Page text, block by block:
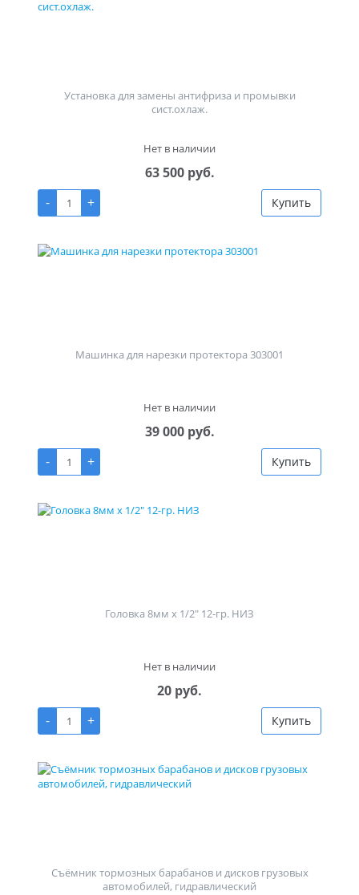
Установка для замены антифриза и промывки
сист.охлаж.
Нет в наличии
63 500 руб.
-
+ Купить
Машинка для нарезки протектора 303001
Нет в наличии
39 000 руб.
-
+ Купить
Головка 8мм х 1/2" 12-гр. НИЗ
Нет в наличии
20 руб.
-
+ Купить
Съёмник тормозных барабанов и дисков грузовых
автомобилей, гидравлический